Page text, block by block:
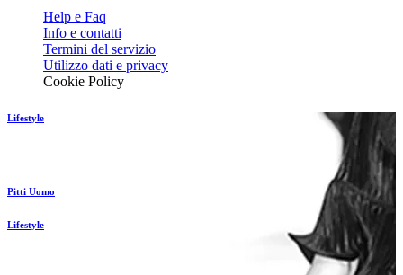
Help e Faq
Info e contatti
Termini del servizio
Utilizzo dati e privacy
Cookie Policy
Lifestyle
Pitti Uomo
Lifestyle